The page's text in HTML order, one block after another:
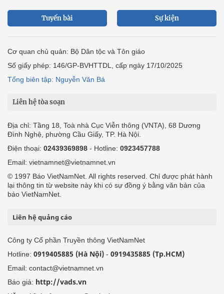
Tuyến bài Sự kiện
Cơ quan chủ quản: Bộ Dân tộc và Tôn giáo
Số giấy phép: 146/GP-BVHTTDL, cấp ngày 17/10/2025
Tổng biên tập: Nguyễn Văn Bá
Liên hệ tòa soạn
Địa chỉ: Tầng 18, Toà nhà Cục Viễn thông (VNTA), 68 Dương
Đình Nghệ, phường Cầu Giấy, TP. Hà Nội.
Điện thoại: 02439369898 - Hotline: 0923457788
Email: vietnamnet@vietnamnet.vn
© 1997 Báo VietNamNet. All rights reserved. Chỉ được phát hành
lại thông tin từ website này khi có sự đồng ý bằng văn bản của
báo VietNamNet.
Liên hệ quảng cáo
Công ty Cổ phần Truyền thông VietNamNet
Hotline: 0919405885 (Hà Nội) - 0919435885 (Tp.HCM)
Email: contact@vietnamnet.vn
Báo giá: http://vads.vn